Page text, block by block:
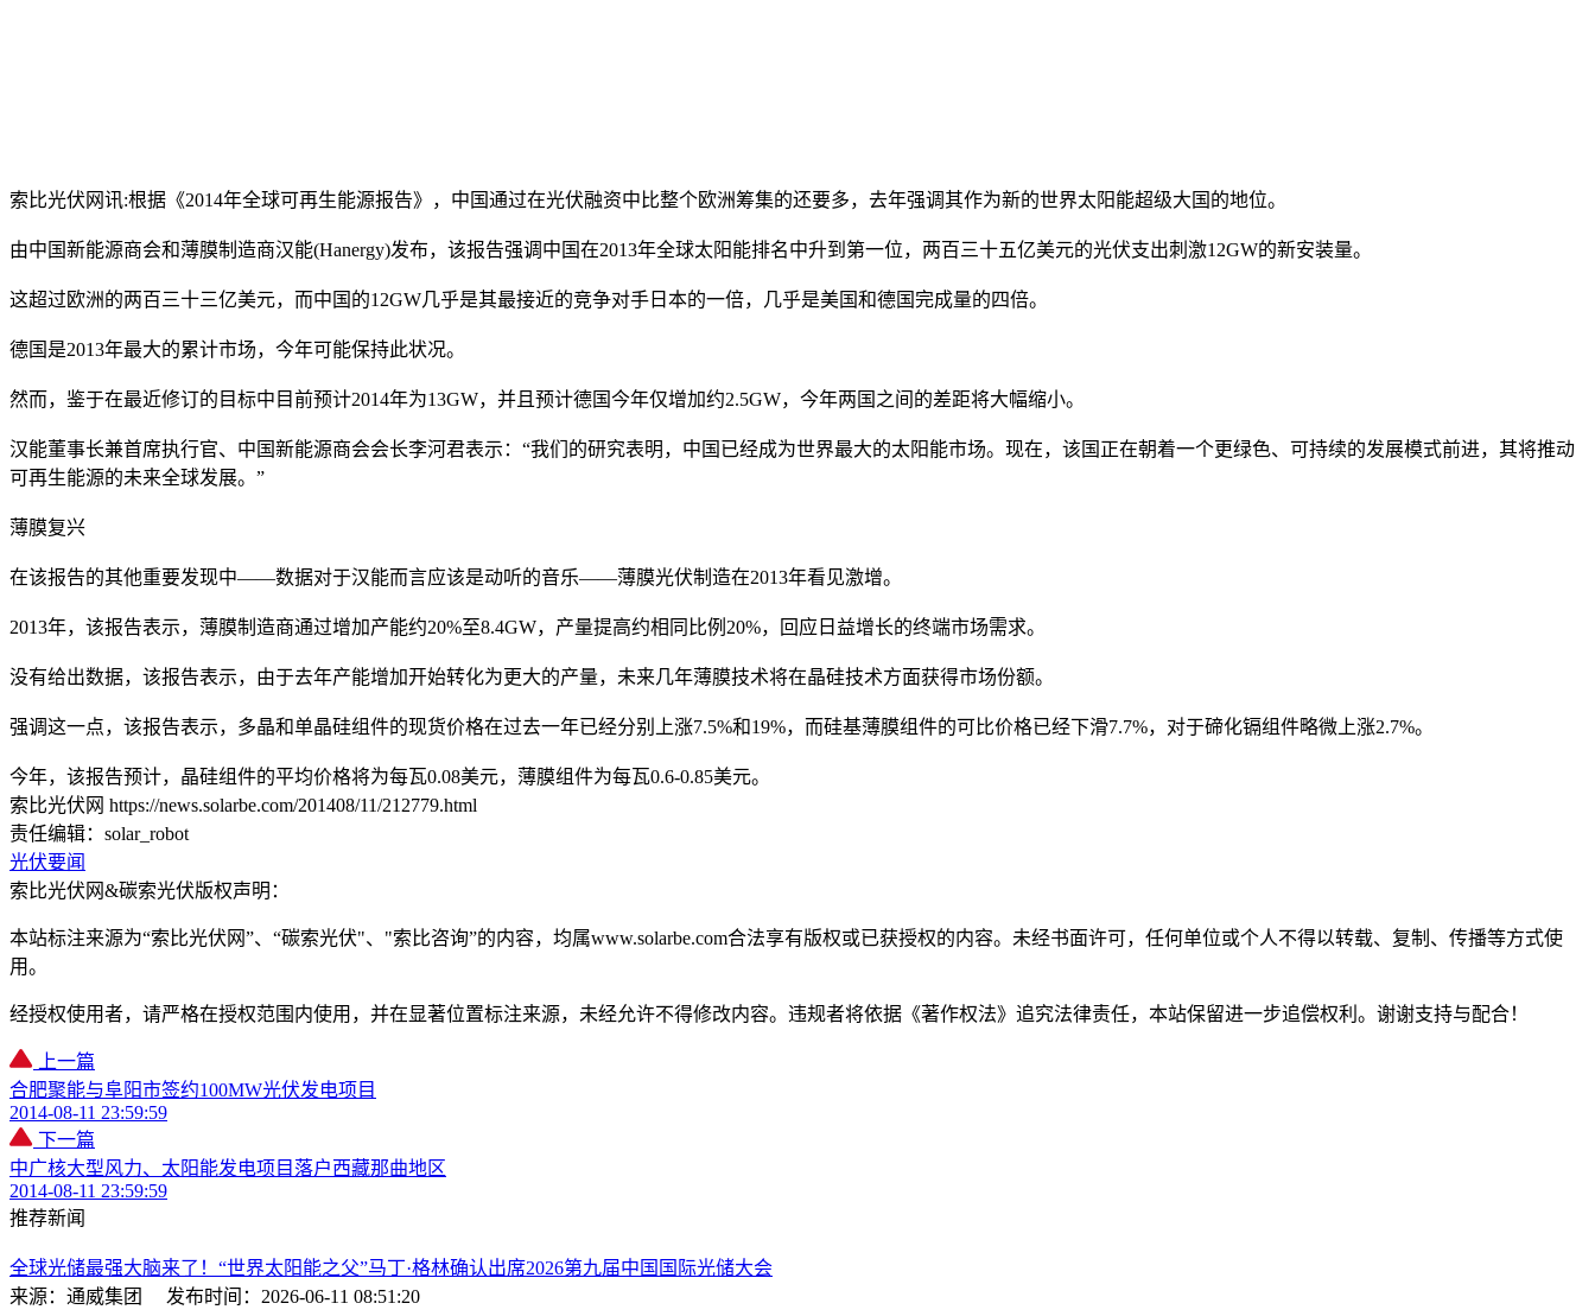
索比光伏网讯:根据《2014年全球可再生能源报告》，中国通过在光伏融资中比整个欧洲筹集的还要多，去年强调其作为新的世界太阳能超级大国的地位。
由中国新能源商会和薄膜制造商汉能(Hanergy)发布，该报告强调中国在2013年全球太阳能排名中升到第一位，两百三十五亿美元的光伏支出刺激12GW的新安装量。
这超过欧洲的两百三十三亿美元，而中国的12GW几乎是其最接近的竞争对手日本的一倍，几乎是美国和德国完成量的四倍。
德国是2013年最大的累计市场，今年可能保持此状况。
然而，鉴于在最近修订的目标中目前预计2014年为13GW，并且预计德国今年仅增加约2.5GW，今年两国之间的差距将大幅缩小。
汉能董事长兼首席执行官、中国新能源商会会长李河君表示：“我们的研究表明，中国已经成为世界最大的太阳能市场。现在，该国正在朝着一个更绿色、可持续的发展模式前进，其将推动
可再生能源的未来全球发展。”
薄膜复兴
在该报告的其他重要发现中——数据对于汉能而言应该是动听的音乐——薄膜光伏制造在2013年看见激增。
2013年，该报告表示，薄膜制造商通过增加产能约20%至8.4GW，产量提高约相同比例20%，回应日益增长的终端市场需求。
没有给出数据，该报告表示，由于去年产能增加开始转化为更大的产量，未来几年薄膜技术将在晶硅技术方面获得市场份额。
强调这一点，该报告表示，多晶和单晶硅组件的现货价格在过去一年已经分别上涨7.5%和19%，而硅基薄膜组件的可比价格已经下滑7.7%，对于碲化镉组件略微上涨2.7%。
今年，该报告预计，晶硅组件的平均价格将为每瓦0.08美元，薄膜组件为每瓦0.6-0.85美元。
索比光伏网 https://news.solarbe.com/201408/11/212779.html
责任编辑：solar_robot
光伏要闻
索比光伏网&碳索光伏版权声明：
本站标注来源为“索比光伏网”、“碳索光伏"、"索比咨询”的内容，均属www.solarbe.com合法享有版权或已获授权的内容。未经书面许可，任何单位或个人不得以转载、复制、传播等方式使
用。
经授权使用者，请严格在授权范围内使用，并在显著位置标注来源，未经允许不得修改内容。违规者将依据《著作权法》追究法律责任，本站保留进一步追偿权利。谢谢支持与配合！
上一篇
合肥聚能与阜阳市签约100MW光伏发电项目
2014-08-11 23:59:59
下一篇
中广核大型风力、太阳能发电项目落户西藏那曲地区
2014-08-11 23:59:59
推荐新闻
全球光储最强大脑来了！“世界太阳能之父”马丁·格林确认出席2026第九届中国国际光储大会
来源：通威集团
发布时间：2026-06-11 08:51:20